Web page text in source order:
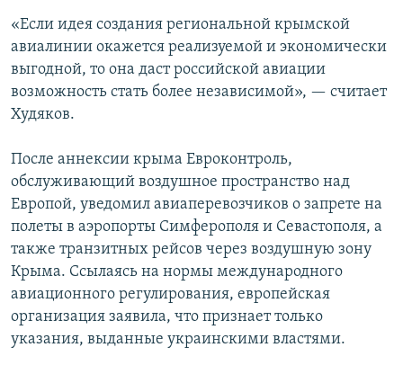
«Если идея создания региональной крымской
авиалинии окажется реализуемой и экономически
выгодной, то она даст российской авиации
возможность стать более независимой», — считает
Худяков.
После аннексии крыма Евроконтроль,
обслуживающий воздушное пространство над
Европой, уведомил авиаперевозчиков о запрете на
полеты в аэропорты Симферополя и Севастополя, а
также транзитных рейсов через воздушную зону
Крыма. Ссылаясь на нормы международного
авиационного регулирования, европейская
организация заявила, что признает только
указания, выданные украинскими властями.